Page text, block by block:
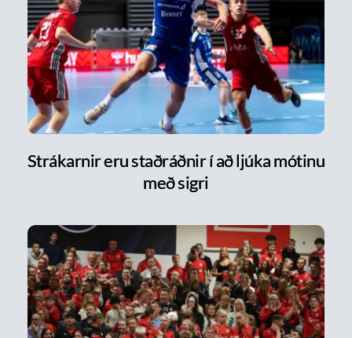
Strákarnir eru staðráðnir í að ljúka mótinu
með sigri